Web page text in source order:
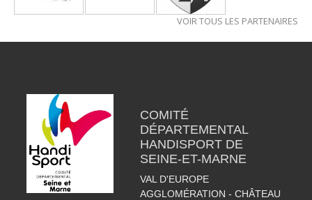
VOIR TOUS LES PARTENAIRES
COMITÉ
DÉPARTEMENTAL
HANDISPORT DE
SEINE-ET-MARNE
VAL D'EUROPE
AGGLOMÉRATION - CHÂTEAU